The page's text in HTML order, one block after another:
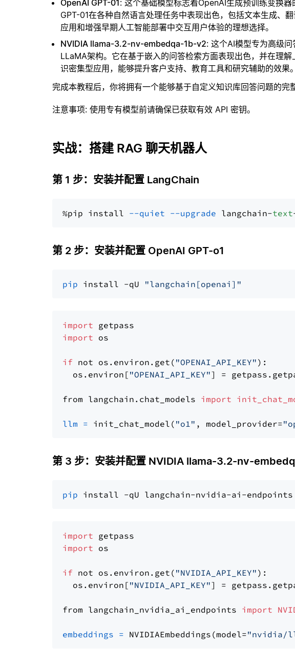
OpenAI GPT-01: 这个基础模型标志着OpenAI生成预训练变换器
GPT-01在各种自然语言处理任务中表现出色，包括文本生成、
应用和增强早期人工智能部署中交互用户体验的理想选择。
NVIDIA llama-3.2-nv-embedqa-1b-v2: 这个AI模型专为高级
LLaMA架构。它在基于嵌入的问答检索方面表现出色，并在理
识密集型应用，能够提升客户支持、教育工具和研究辅助的效果。
完成本教程后，你将拥有一个能够基于自定义知识库回答问题的完
注意事项: 使用专有模型前请确保已获取有效 API 密钥。
实战：搭建 RAG 聊天机器人
第 1 步：安装并配置 LangChain
%pip install --quiet --upgrade langchain-text
第 2 步：安装并配置 OpenAI GPT-o1
pip install -qU "langchain[openai]"
import
import os
if not os.environ.get( "OPENAI_API_KEY" ):
  os.environ[
"OPENAI_API_KEY"] =
from langchain.chat_models import
llm = init_chat_model( "o1" , model_provider=
第 3 步：安装并配置 NVIDIA llama-3.2-nv-
pip
import
import os
if not os.environ.get( "NVIDIA_API_KEY" ):
  os.environ[
"NVIDIA_API_KEY"] =
from langchain_nvidia_ai_endpoints import
embeddings = NVIDIAEmbeddings(model="nvidia/